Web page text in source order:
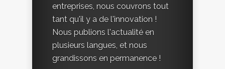
entreprises, nous couvrons tout
tant qu'il y a de l'innovation !
Nous publions l'actualité en
plusieurs langues, et nous
grandissons en permanence !